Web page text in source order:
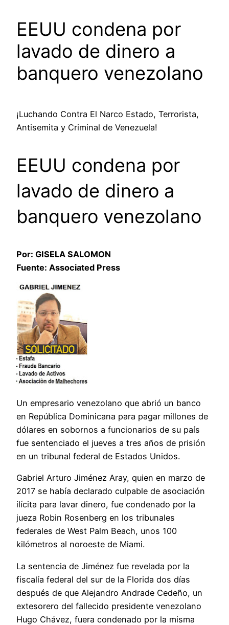
EEUU condena por
lavado de dinero a
banquero venezolano
¡Luchando Contra El Narco Estado, Terrorista,
Antisemita y Criminal de Venezuela!
EEUU condena por
lavado de dinero a
banquero venezolano
Por: GISELA SALOMON
Fuente: Associated Press
Un empresario venezolano que abrió un banco
en República Dominicana para pagar millones de
dólares en sobornos a funcionarios de su país
fue sentenciado el jueves a tres años de prisión
en un tribunal federal de Estados Unidos.
Gabriel Arturo Jiménez Aray, quien en marzo de
2017 se había declarado culpable de asociación
ilícita para lavar dinero, fue condenado por la
jueza Robin Rosenberg en los tribunales
federales de West Palm Beach, unos 100
kilómetros al noroeste de Miami.
La sentencia de Jiménez fue revelada por la
fiscalía federal del sur de la Florida dos días
después de que Alejandro Andrade Cedeño, un
extesorero del fallecido presidente venezolano
Hugo Chávez, fuera condenado por la misma